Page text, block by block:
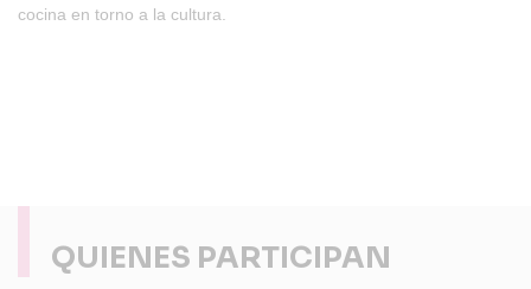
cocina en torno a la cultura.
QUIENES PARTICIPAN